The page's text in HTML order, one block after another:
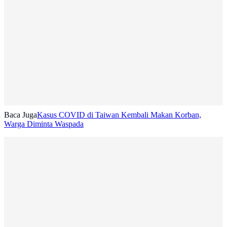
Baca JugaKasus COVID di Taiwan Kembali Makan Korban,
Warga Diminta Waspada